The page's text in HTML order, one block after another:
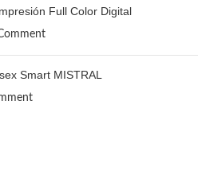
Full Color Digital
Smart MISTRAL